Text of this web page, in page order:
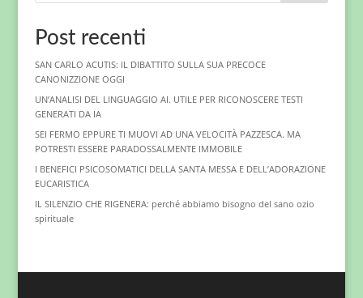
Post recenti
SAN CARLO ACUTIS: IL DIBATTITO SULLA SUA PRECOCE
CANONIZZIONE OGGI
UN’ANALISI DEL LINGUAGGIO AI. UTILE PER RICONOSCERE TESTI
GENERATI DA IA
SEI FERMO EPPURE TI MUOVI AD UNA VELOCITÀ PAZZESCA. MA
POTRESTI ESSERE PARADOSSALMENTE IMMOBILE
I BENEFICI PSICOSOMATICI DELLA SANTA MESSA E DELL’ADORAZIONE
EUCARISTICA
IL SILENZIO CHE RIGENERA: perché abbiamo bisogno del sano ozio
spirituale